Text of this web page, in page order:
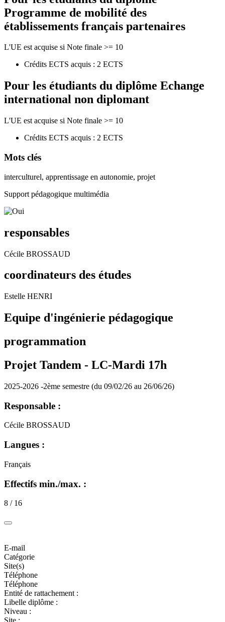
Programme de mobilité des
établissements français partenaires
L'UE est acquise si Note finale >= 10
Crédits ECTS acquis : 2 ECTS
Pour les étudiants du diplôme Echange
international non diplomant
L'UE est acquise si Note finale >= 10
Crédits ECTS acquis : 2 ECTS
Mots clés
interculturel, apprentissage en autonomie, projet
Support pédagogique multimédia
responsables
Cécile BROSSAUD
coordinateurs des études
Estelle HENRI
Equipe d'ingénierie pédagogique
programmation
Projet Tandem - LC-Mardi 17h
2025-2026 -2ème semestre (du 09/02/26 au 26/06/26)
Responsable :
Cécile BROSSAUD
Langues :
Français
Effectifs min./max. :
8 / 16
E-mail
Catégorie
Site(s)
Téléphone
Téléphone
Entité de rattachement :
Libelle diplôme :
Niveau :
Site :